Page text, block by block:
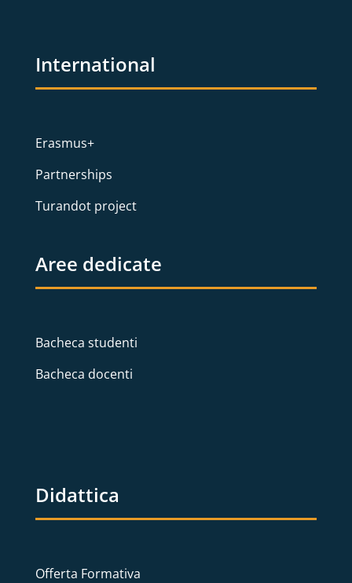
International
Erasmus+
Partnerships
Turandot project
Aree dedicate
Bacheca studenti
Bacheca docenti
Didattica
Offerta Formativa